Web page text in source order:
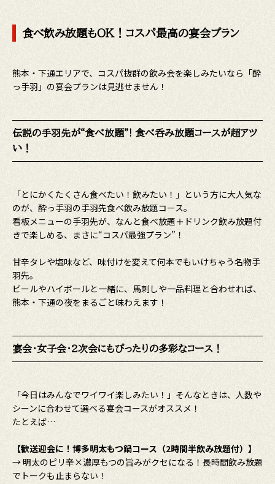
食べ飲み放題もOK！コスパ最高の宴会プラン
熊本・下通エリアで、コスパ抜群の飲み会を楽しみたいなら「酔
っ手羽」の宴会プランは見逃せません！
伝説の手羽先が“食べ放題”! 食べ呑み放題コースが超アツ
い！
「とにかくたくさん食べたい！飲みたい！」という方に大人気な
のが、酔っ手羽の手羽先食べ飲み放題コース。
看板メニューの手羽先が、なんと食べ放題＋ドリンク飲み放題付
きで楽しめる、まさに“コスパ最強プラン”！
甘辛タレや塩味など、味付けを変えて何本でもいけちゃう名物手
羽先。
ビールやハイボールと一緒に、馬刺しや一品料理と合わせれば、
熊本・下通の夜をまるごと味わえます！
宴会・女子会・2次会にもぴったりの多彩なコース！
「今日はみんなでワイワイ楽しみたい！」そんなときは、人数や
シーンに合わせて選べる宴会コースがオススメ！
たとえば…
【歓送迎会に！博多明太もつ鍋コース（2時間半飲み放題付）】
→ 明太のピリ辛×濃厚もつの旨みがクセになる！長時間飲み放題
でトークも止まらない！